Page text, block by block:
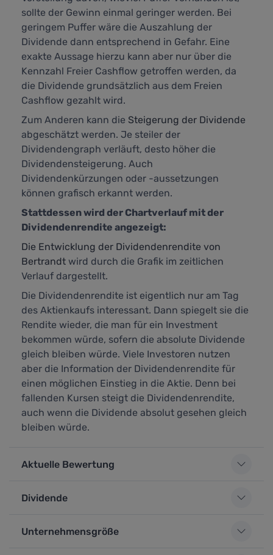
sollte der Gewinn einmal geringer werden. Bei
geringem Puffer wäre die Auszahlung der
Dividende dann entsprechend in Gefahr. Eine
exakte Aussage hierzu kann aber nur über die
Kennzahl Freier Cashflow getroffen werden, da
die Dividende grundsätzlich aus dem Freien
Cashflow gezahlt wird.
Zum Anderen kann die Steigerung der Dividende
abgeschätzt werden. Je steiler der
Dividendengraph verläuft, desto höher die
Dividendensteigerung. Auch
Dividendenkürzungen oder -aussetzungen
können grafisch erkannt werden.
Stattdessen wird der Chartverlauf mit der
Dividendenrendite angezeigt:
Die Entwicklung der Dividendenrendite von
Bertrandt wird durch die Grafik im zeitlichen
Verlauf dargestellt.
Die Dividendenrendite ist eigentlich nur am Tag
des Aktienkaufs interessant. Dann spiegelt sie die
Rendite wieder, die man für ein Investment
bekommen würde, sofern die absolute Dividende
gleich bleiben würde. Viele Investoren nutzen
aber die Information der Dividendenrendite für
einen möglichen Einstieg in die Aktie. Denn bei
fallenden Kursen steigt die Dividendenrendite,
auch wenn die Dividende absolut gesehen gleich
bleiben würde.
Aktuelle Bewertung
Dividende
Unternehmensgröße